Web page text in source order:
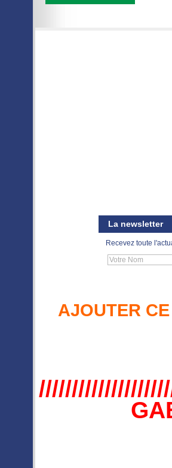
La newsletter
Recevez toute
AJOUTER